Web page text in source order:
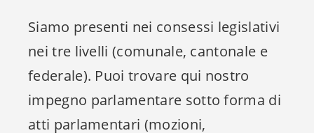
Siamo presenti nei consessi legislativi
nei tre livelli (comunale, cantonale e
federale). Puoi trovare qui nostro
impegno parlamentare sotto forma di
atti parlamentari (mozioni,